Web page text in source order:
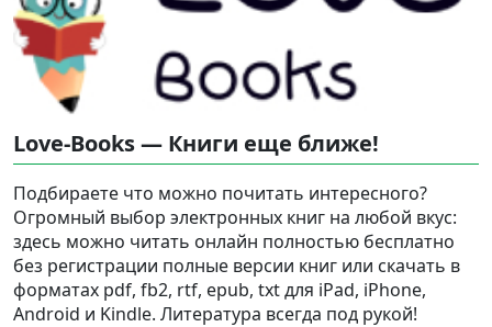
Love-Books — Книги еще ближе!
Подбираете что можно почитать интересного?
Огромный выбор электронных книг на любой вкус:
здесь можно читать онлайн полностью бесплатно
без регистрации полные версии книг или скачать в
форматах pdf, fb2, rtf, epub, txt для iPad, iPhone,
Android и Kindle. Литература всегда под рукой!